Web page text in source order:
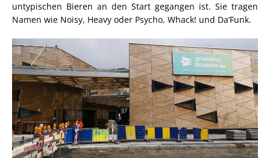
untypischen Bieren an den Start gegangen ist. Sie tragen
Namen wie Noisy, Heavy oder Psycho, Whack! und Da’Funk.